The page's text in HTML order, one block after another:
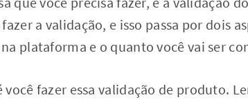
a validação, e isso passa por dois
plataforma e o quanto você vai ser
você fazer essa validação de produto.